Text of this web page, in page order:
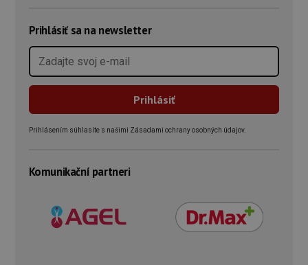
Prihlásiť sa na newsletter
Prihlásením súhlasíte s našimi Zásadami ochrany osobných údajov.
Komunikační partneri